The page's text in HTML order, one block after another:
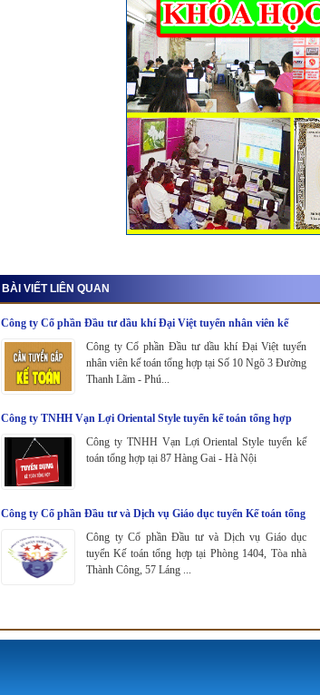
BÀI VIẾT LIÊN QUAN
Công ty Cổ phần Đầu tư dầu khí Đại Việt tuyển nhân viên kế
Công ty Cổ phần Đầu tư dầu khí Đại Việt tuyển
nhân viên kế toán tổng hợp tại Số 10 Ngõ 3 Đường
Thanh Lãm - Phú...
Công ty TNHH Vạn Lợi Oriental Style tuyển kế toán tổng hợp
Công ty TNHH Vạn Lợi Oriental Style tuyển kế
toán tổng hợp tại 87 Hàng Gai - Hà Nội
Công ty Cổ phần Đầu tư và Dịch vụ Giáo dục tuyển Kế toán tổng
Công ty Cổ phần Đầu tư và Dịch vụ Giáo dục
tuyển Kế toán tổng hợp tại Phòng 1404, Tòa nhà
Thành Công, 57 Láng ...